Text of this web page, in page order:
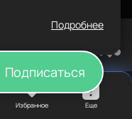
Избранное Еще
Подробнее
Подписаться